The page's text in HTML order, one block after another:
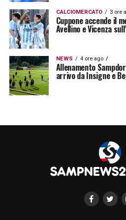
tecnico conosce bene le
potenziale del ragazzo,
con lui in due contesti
familiarità potrebbe
facilitare l’inserimento di
progetto blucerchiato in
CALCIOMERCATO 3 ore
Cuppone accende il
Avellino e Vicenza
NEWS 4 ore ago
Allenamento
arrivo da Insigne e